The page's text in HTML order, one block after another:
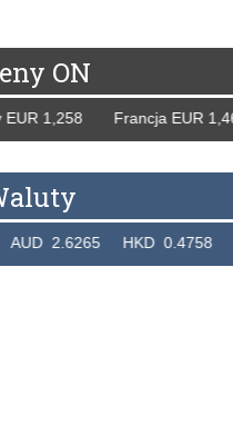
ON
1,258 Francja EUR
2.6265 HKD 0.4758